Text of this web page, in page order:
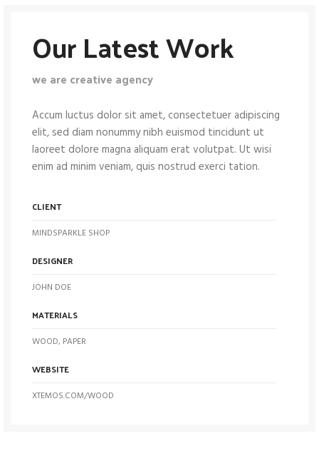
Our Latest Work
we are creative agency
Accum luctus dolor sit amet, consectetuer adipiscing
elit, sed diam nonummy nibh euismod tincidunt ut
laoreet dolore magna aliquam erat volutpat. Ut wisi
enim ad minim veniam, quis nostrud exerci tation.
CLIENT
MINDSPARKLE SHOP
DESIGNER
JOHN DOE
MATERIALS
WOOD, PAPER
WEBSITE
XTEMOS.COM/WOOD